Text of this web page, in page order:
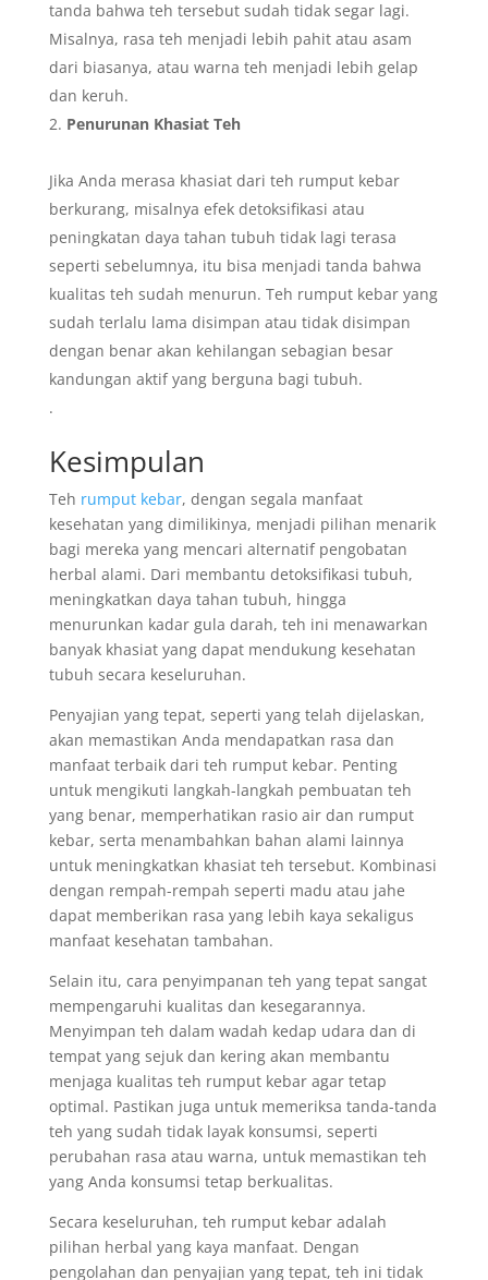
tanda bahwa teh tersebut sudah tidak segar lagi.
Misalnya, rasa teh menjadi lebih pahit atau asam
dari biasanya, atau warna teh menjadi lebih gelap
dan keruh.
Penurunan Khasiat Teh
Jika Anda merasa khasiat dari teh rumput kebar
berkurang, misalnya efek detoksifikasi atau
peningkatan daya tahan tubuh tidak lagi terasa
seperti sebelumnya, itu bisa menjadi tanda bahwa
kualitas teh sudah menurun. Teh rumput kebar yang
sudah terlalu lama disimpan atau tidak disimpan
dengan benar akan kehilangan sebagian besar
kandungan aktif yang berguna bagi tubuh.
.
Kesimpulan
Teh rumput kebar, dengan segala manfaat
kesehatan yang dimilikinya, menjadi pilihan menarik
bagi mereka yang mencari alternatif pengobatan
herbal alami. Dari membantu detoksifikasi tubuh,
meningkatkan daya tahan tubuh, hingga
menurunkan kadar gula darah, teh ini menawarkan
banyak khasiat yang dapat mendukung kesehatan
tubuh secara keseluruhan.
Penyajian yang tepat, seperti yang telah dijelaskan,
akan memastikan Anda mendapatkan rasa dan
manfaat terbaik dari teh rumput kebar. Penting
untuk mengikuti langkah-langkah pembuatan teh
yang benar, memperhatikan rasio air dan rumput
kebar, serta menambahkan bahan alami lainnya
untuk meningkatkan khasiat teh tersebut. Kombinasi
dengan rempah-rempah seperti madu atau jahe
dapat memberikan rasa yang lebih kaya sekaligus
manfaat kesehatan tambahan.
Selain itu, cara penyimpanan teh yang tepat sangat
mempengaruhi kualitas dan kesegarannya.
Menyimpan teh dalam wadah kedap udara dan di
tempat yang sejuk dan kering akan membantu
menjaga kualitas teh rumput kebar agar tetap
optimal. Pastikan juga untuk memeriksa tanda-tanda
teh yang sudah tidak layak konsumsi, seperti
perubahan rasa atau warna, untuk memastikan teh
yang Anda konsumsi tetap berkualitas.
Secara keseluruhan, teh rumput kebar adalah
pilihan herbal yang kaya manfaat. Dengan
pengolahan dan penyajian yang tepat, teh ini tidak